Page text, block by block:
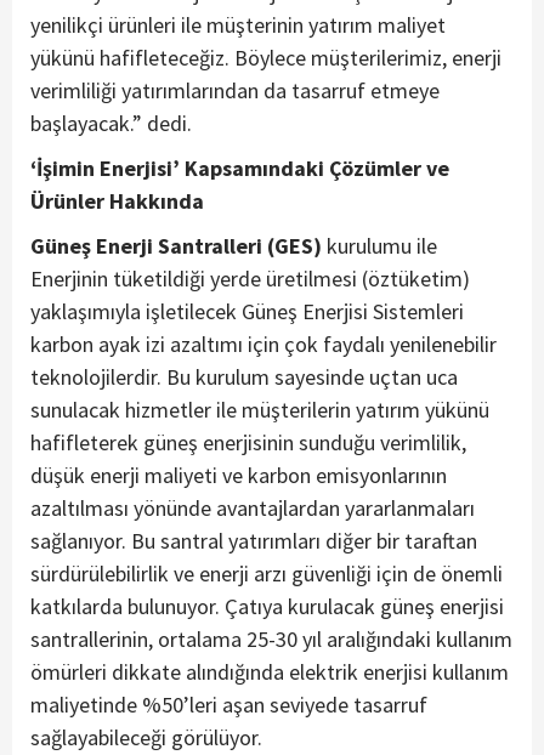
yenilikçi ürünleri ile müşterinin yatırım maliyet
yükünü hafifleteceğiz. Böylece müşterilerimiz, enerji
verimliliği yatırımlarından da tasarruf etmeye
başlayacak.” dedi.
‘İşimin Enerjisi’ Kapsamındaki Çözümler ve
Ürünler Hakkında
Güneş Enerji Santralleri (GES) kurulumu ile
Enerjinin tüketildiği yerde üretilmesi (öztüketim)
yaklaşımıyla işletilecek Güneş Enerjisi Sistemleri
karbon ayak izi azaltımı için çok faydalı yenilenebilir
teknolojilerdir. Bu kurulum sayesinde uçtan uca
sunulacak hizmetler ile müşterilerin yatırım yükünü
hafifleterek güneş enerjisinin sunduğu verimlilik,
düşük enerji maliyeti ve karbon emisyonlarının
azaltılması yönünde avantajlardan yararlanmaları
sağlanıyor. Bu santral yatırımları diğer bir taraftan
sürdürülebilirlik ve enerji arzı güvenliği için de önemli
katkılarda bulunuyor. Çatıya kurulacak güneş enerjisi
santrallerinin, ortalama 25-30 yıl aralığındaki kullanım
ömürleri dikkate alındığında elektrik enerjisi kullanım
maliyetinde %50’leri aşan seviyede tasarruf
sağlayabileceği görülüyor.